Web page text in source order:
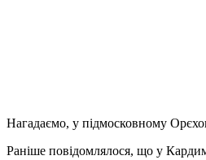
Нагадаємо, у підмосковному
Раніше повідомлялося, що у